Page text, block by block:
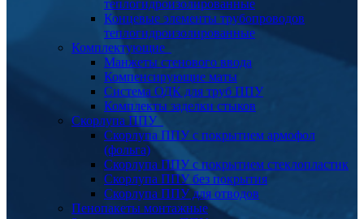
теплогидроизолированные
Концевые элементы трубопроводов
теплогидроизолированные
Комплектующие
Манжеты стенового ввода
Компенсирующие маты
Система ОДК для труб ППУ
Комплекты заделки стыков
Скорлупа ППУ
Скорлупа ППУ с покрытием армофол
(фольга)
Скорлупа ППУ с покрытием стеклопластик
Скорлупа ППУ без покрытия
Скорлупа ППУ для отводов
Пенопакеты монтажные